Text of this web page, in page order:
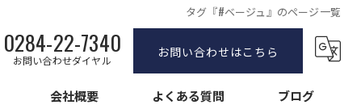
タグ『#ベージュ』のページ一覧
0284-22-7340
お問い合わせダイヤル
お問い合わせはこちら
会社概要 よくある質問 ブログ